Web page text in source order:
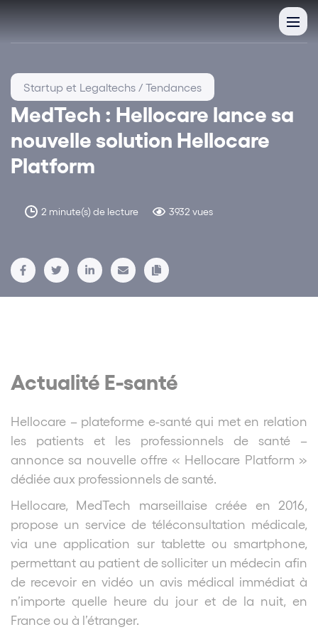
MedTech : Hellocare lance sa
nouvelle solution Hellocare
Platform
2 minute(s) de lecture 3932 vues
Startup et Legaltechs / Tendances
Actualité E-santé
Hellocare – plateforme e-santé qui met en relation
les patients et les professionnels de santé –
annonce sa nouvelle offre « Hellocare Platform »
dédiée aux professionnels de santé.
Hellocare, MedTech marseillaise créée en 2016,
propose un service de téléconsultation médicale,
via une application sur tablette ou smartphone,
permettant au patient de solliciter un médecin afin
de recevoir en vidéo un avis médical immédiat à
n’importe quelle heure du jour et de la nuit, en
France ou à l’étranger.